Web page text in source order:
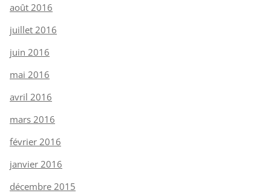
août 2016
juillet 2016
juin 2016
mai 2016
avril 2016
mars 2016
février 2016
janvier 2016
décembre 2015